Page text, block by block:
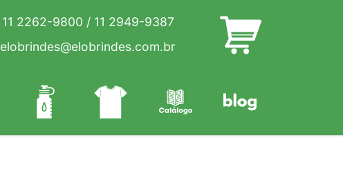
11 2262-9800 / 11 2949-9387
elobrindes@elobrindes.com.br